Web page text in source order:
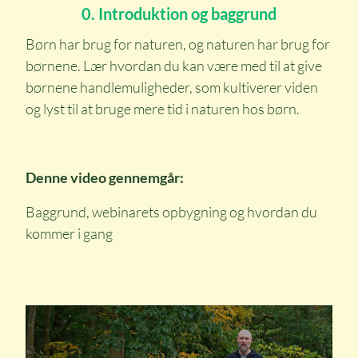
0. Introduktion og baggrund
Børn har brug for naturen, og naturen har brug for
børnene. Lær hvordan du kan være med til at give
børnene handlemuligheder, som kultiverer viden
og lyst til at bruge mere tid i naturen hos børn.
Denne video gennemgår:
Baggrund, webinarets opbygning og hvordan du
kommer i gang